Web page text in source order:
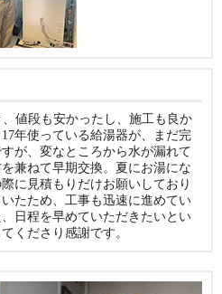
値段も安かったし、施工も良か
年使っている給湯器が、まだ完
が、変なところから水が漏れて
兼ねて早期交換。夏にお湯にな
に見積もりだけお願いしており
たため、工事も迅速に進めてい
日程を早めていただきたいとい
くださり感謝です。